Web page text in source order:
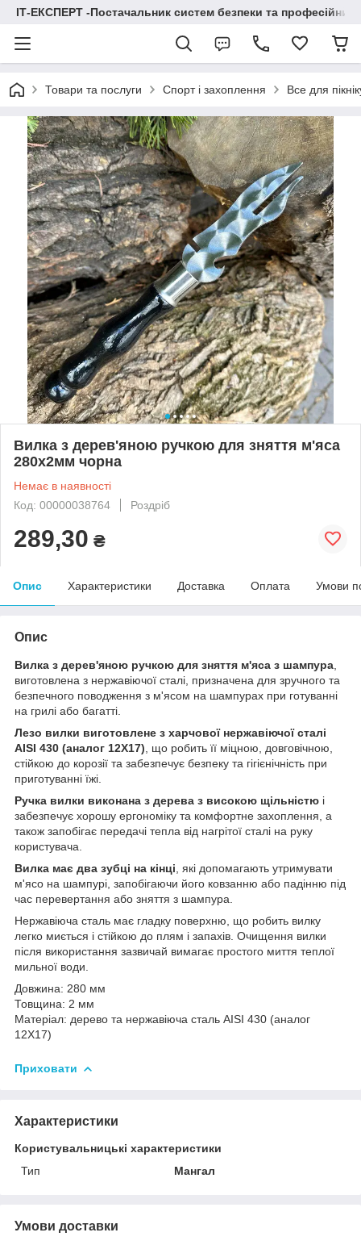
ІТ-ЕКСПЕРТ -Постачальник систем безпеки та професійних
Товари та послуги Спорт і захоплення Все для
Вилка з дерев'яною ручкою для зняття м'яса
280х2мм чорна
Немає в наявності
Код: 00000038764
Роздріб
289,30 ₴
Опис Характеристики Доставка Оплата Умови
Опис
Вилка з дерев'яною ручкою для зняття м'яса з шампура
виготовлена з нержавіючої сталі, призначена для зручного та
безпечного поводження з м'ясом на шампурах при готуванні
на грилі або багатті.
Лезо вилки виготовлене з харчової нержавіючої сталі
AISI 430 (аналог 12Х17) , що робить її міцною, довговічною,
стійкою до корозії та забезпечує безпеку та гігієнічність при
приготуванні їжі.
Ручка вилки виконана з дерева з високою щільністю і
забезпечує хорошу ергономіку та комфортне захоплення, а
також запобігає передачі тепла від нагрітої сталі на руку
користувача.
Вилка має два зубці на кінці , які допомагають утримувати
м'ясо на шампурі, запобігаючи його ковзанню або падінню під
час перевертання або зняття з шампура.
Нержавіюча сталь має гладку поверхню, що робить вилку
легко миється і стійкою до плям і запахів. Очищення вилки
після використання зазвичай вимагає простого миття теплої
мильної води.
Довжина: 280 мм
Товщина: 2 мм
Матеріал: дерево та нержавіюча сталь AISI 430 (аналог
12Х17)
Приховати
Характеристики
Користувальницькі характеристики
Тип
Мангал
Умови доставки